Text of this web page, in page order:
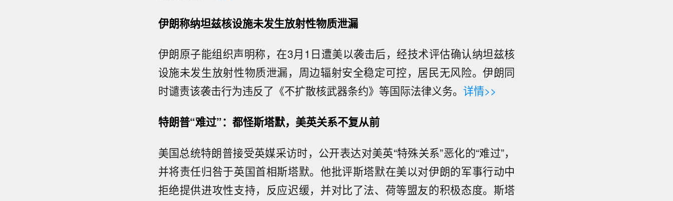
伊朗称纳坦兹核设施未发生放射性物质泄漏
伊朗原子能组织声明称，在3月1日遭美以袭击后，经技术评估确认纳坦兹核
设施未发生放射性物质泄漏，周边辐射安全稳定可控，居民无风险。伊朗同
时谴责该袭击行为违反了《不扩散核武器条约》等国际法律义务。 详情>>
特朗普“难过”：都怪斯塔默，美英关系不复从前
美国总统特朗普接受英媒采访时，公开表达对美英“特殊关系”恶化的“难过”，
并将责任归咎于英国首相斯塔默。他批评斯塔默在美以对伊朗的军事行动中
拒绝提供进攻性支持，反应迟缓，并对比了法、荷等盟友的积极态度。斯塔